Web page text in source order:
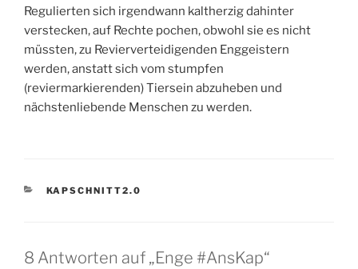
Regulierten sich irgendwann kaltherzig dahinter
verstecken, auf Rechte pochen, obwohl sie es nicht
müssten, zu Revierverteidigenden Enggeistern
werden, anstatt sich vom stumpfen
(reviermarkierenden) Tiersein abzuheben und
nächstenliebende Menschen zu werden.
KATEGORIEN
KAPSCHNITT2.0
8 Antworten auf „Enge #AnsKap“